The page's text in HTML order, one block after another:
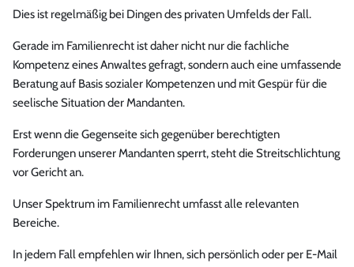
Dies ist regelmäßig bei Dingen des privaten Umfelds der Fall.
Gerade im Familienrecht ist daher nicht nur die fachliche
Kompetenz eines Anwaltes gefragt, sondern auch eine umfassende
Beratung auf Basis sozialer Kompetenzen und mit Gespür für die
seelische Situation der Mandanten.
Erst wenn die Gegenseite sich gegenüber berechtigten
Forderungen unserer Mandanten sperrt, steht die Streitschlichtung
vor Gericht an.
Unser Spektrum im Familienrecht umfasst alle relevanten
Bereiche.
In jedem Fall empfehlen wir Ihnen, sich persönlich oder per E-Mail